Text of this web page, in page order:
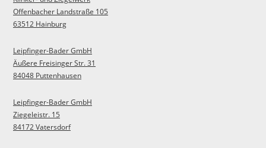
Offenbacher Landstraße 105
63512 Hainburg
Leipfinger-Bader GmbH
Äußere Freisinger Str. 31
84048 Puttenhausen
Leipfinger-Bader GmbH
Ziegeleistr. 15
84172 Vatersdorf